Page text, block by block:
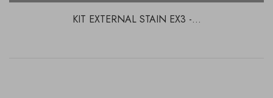
KIT EXTERNAL STAIN EX3 -...